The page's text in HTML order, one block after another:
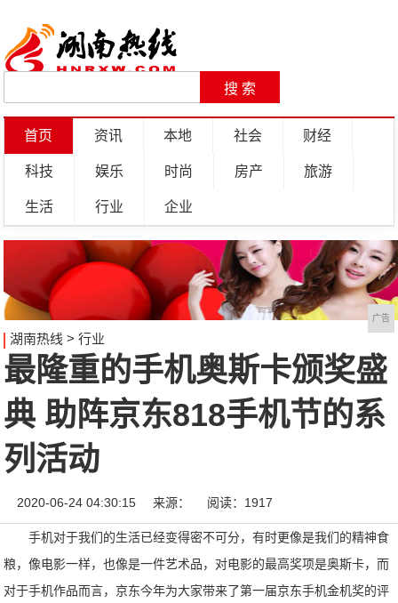
首页 资讯 本地 社会 财经
科技 娱乐 时尚 房产 旅游
生活 行业 企业
广告
湖南热线 > 行业
最隆重的手机奥斯卡颁奖盛
典 助阵京东818手机节的系
列活动
2020-06-24 04:30:15 来源： 阅读：1917
手机对于我们的生活已经变得密不可分，有时更像是我们的精神食
粮，像电影一样，也像是一件艺术品，对电影的最高奖项是奥斯卡，而
对于手机作品而言，京东今年为大家带来了第一届京东手机金机奖的评